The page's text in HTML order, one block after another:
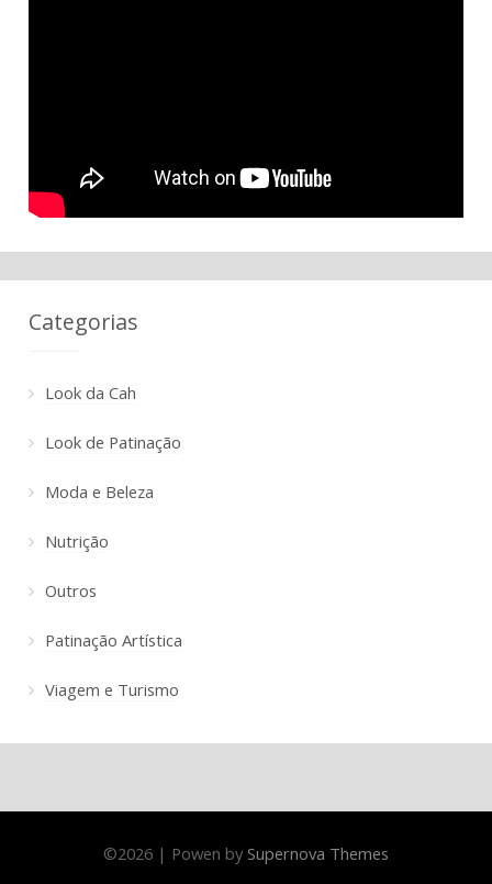
Categorias
Look da Cah
Look de Patinação
Moda e Beleza
Nutrição
Outros
Patinação Artística
Viagem e Turismo
©2026 | Powen by Supernova Themes